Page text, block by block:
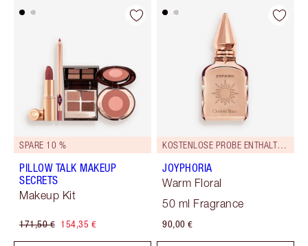
SPARE 10 %
PILLOW TALK MAKEUP
SECRETS
Makeup Kit
171,50 € 154,35 €
KOSTENLOSE PROBE ENTHALTEN!
JOYPHORIA
Warm Floral
50 ml Fragrance
90,00 €